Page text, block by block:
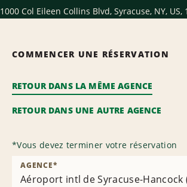
1000 Col Eileen Collins Blvd, Syracuse, NY, US,
COMMENCER UNE RÉSERVATION
RETOUR DANS LA MÊME AGENCE
RETOUR DANS UNE AUTRE AGENCE
*Vous devez terminer votre réservation
Aéroport intl de Syracuse-Hancock
AGENCE*